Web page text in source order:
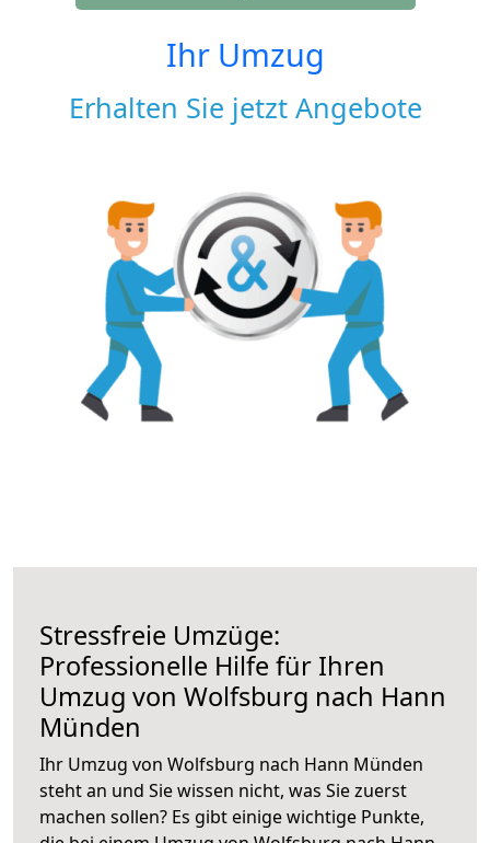
Ihr Umzug
Erhalten Sie jetzt Angebote
Stressfreie Umzüge:
Professionelle Hilfe für Ihren
Umzug von Wolfsburg nach Hann
Münden
Ihr Umzug von Wolfsburg nach Hann Münden
steht an und Sie wissen nicht, was Sie zuerst
machen sollen? Es gibt einige wichtige Punkte,